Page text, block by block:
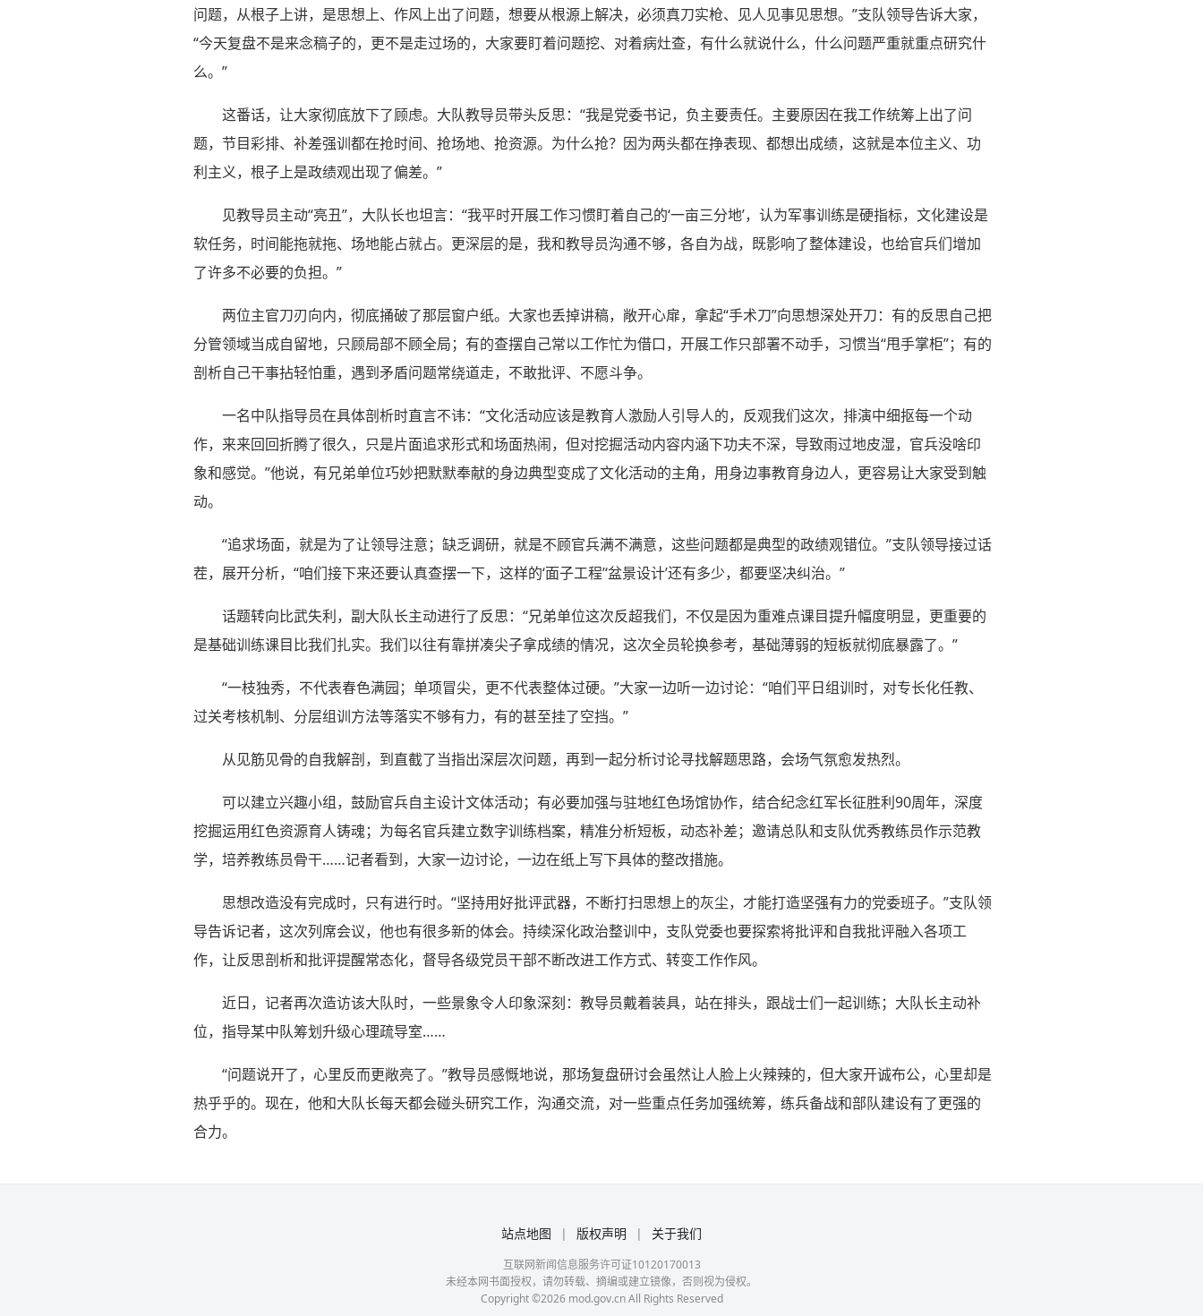
问题，从根子上讲，是思想上、作风上出了问题，想要从根源上解决，必须真刀实枪、见人见事见思想。”支队领导告诉大家，
“今天复盘不是来念稿子的，更不是走过场的，大家要盯着问题挖、对着病灶查，有什么就说什么，什么问题严重就重点研究什
么。”
这番话，让大家彻底放下了顾虑。大队教导员带头反思：“我是党委书记，负主要责任。主要原因在我工作统筹上出了问
题，节目彩排、补差强训都在抢时间、抢场地、抢资源。为什么抢？因为两头都在挣表现、都想出成绩，这就是本位主义、功
利主义，根子上是政绩观出现了偏差。”
见教导员主动“亮丑”，大队长也坦言：“我平时开展工作习惯盯着自己的‘一亩三分地’，认为军事训练是硬指标，文化建设是
软任务，时间能拖就拖、场地能占就占。更深层的是，我和教导员沟通不够，各自为战，既影响了整体建设，也给官兵们增加
了许多不必要的负担。”
两位主官刀刃向内，彻底捅破了那层窗户纸。大家也丢掉讲稿，敞开心扉，拿起“手术刀”向思想深处开刀：有的反思自己把
分管领域当成自留地，只顾局部不顾全局；有的查摆自己常以工作忙为借口，开展工作只部署不动手，习惯当“甩手掌柜”；有的
剖析自己干事拈轻怕重，遇到矛盾问题常绕道走，不敢批评、不愿斗争。
一名中队指导员在具体剖析时直言不讳：“文化活动应该是教育人激励人引导人的，反观我们这次，排演中细抠每一个动
作，来来回回折腾了很久，只是片面追求形式和场面热闹，但对挖掘活动内容内涵下功夫不深，导致雨过地皮湿，官兵没啥印
象和感觉。”他说，有兄弟单位巧妙把默默奉献的身边典型变成了文化活动的主角，用身边事教育身边人，更容易让大家受到触
动。
“追求场面，就是为了让领导注意；缺乏调研，就是不顾官兵满不满意，这些问题都是典型的政绩观错位。”支队领导接过话
茬，展开分析，“咱们接下来还要认真查摆一下，这样的‘面子工程’‘盆景设计’还有多少，都要坚决纠治。”
话题转向比武失利，副大队长主动进行了反思：“兄弟单位这次反超我们，不仅是因为重难点课目提升幅度明显，更重要的
是基础训练课目比我们扎实。我们以往有靠拼凑尖子拿成绩的情况，这次全员轮换参考，基础薄弱的短板就彻底暴露了。”
“一枝独秀，不代表春色满园；单项冒尖，更不代表整体过硬。”大家一边听一边讨论：“咱们平日组训时，对专长化任教、
过关考核机制、分层组训方法等落实不够有力，有的甚至挂了空挡。”
从见筋见骨的自我解剖，到直截了当指出深层次问题，再到一起分析讨论寻找解题思路，会场气氛愈发热烈。
可以建立兴趣小组，鼓励官兵自主设计文体活动；有必要加强与驻地红色场馆协作，结合纪念红军长征胜利90周年，深度
挖掘运用红色资源育人铸魂；为每名官兵建立数字训练档案，精准分析短板，动态补差；邀请总队和支队优秀教练员作示范教
学，培养教练员骨干……记者看到，大家一边讨论，一边在纸上写下具体的整改措施。
思想改造没有完成时，只有进行时。“坚持用好批评武器，不断打扫思想上的灰尘，才能打造坚强有力的党委班子。”支队领
导告诉记者，这次列席会议，他也有很多新的体会。持续深化政治整训中，支队党委也要探索将批评和自我批评融入各项工
作，让反思剖析和批评提醒常态化，督导各级党员干部不断改进工作方式、转变工作作风。
近日，记者再次造访该大队时，一些景象令人印象深刻：教导员戴着装具，站在排头，跟战士们一起训练；大队长主动补
位，指导某中队筹划升级心理疏导室……
“问题说开了，心里反而更敞亮了。”教导员感慨地说，那场复盘研讨会虽然让人脸上火辣辣的，但大家开诚布公，心里却是
热乎乎的。现在，他和大队长每天都会碰头研究工作，沟通交流，对一些重点任务加强统筹，练兵备战和部队建设有了更强的
合力。
站点地图 | 版权声明 | 关于我们
互联网新闻信息服务许可证10120170013
未经本网书面授权，请勿转载、摘编或建立镜像，否则视为侵权。
Copyright ©2026mod.gov.cn All Rights Reserved